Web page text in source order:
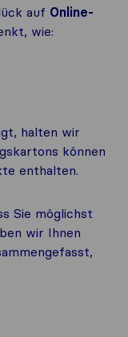
auf Online-
wie:
halten wir
können
enthalten.
Sie möglichst
wir Ihnen